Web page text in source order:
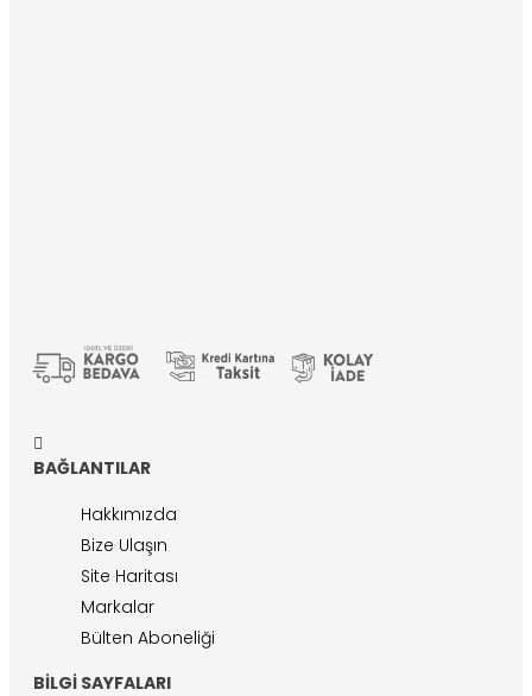
BAĞLANTILAR
Hakkımızda
Bize Ulaşın
Site Haritası
Markalar
Bülten Aboneliği
BILGI SAYFALARI